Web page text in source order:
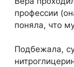
профессии
поняла, что
Подбежала,